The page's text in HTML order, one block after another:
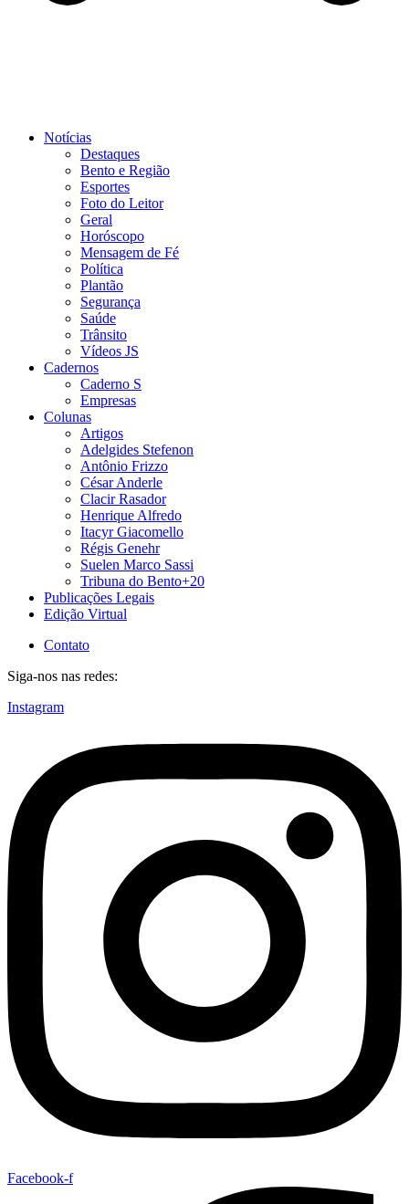
Notícias
Destaques
Bento e Região
Esportes
Foto do Leitor
Geral
Horóscopo
Mensagem de Fé
Política
Plantão
Segurança
Saúde
Trânsito
Vídeos JS
Cadernos
Caderno S
Empresas
Colunas
Artigos
Adelgides Stefenon
Antônio Frizzo
César Anderle
Clacir Rasador
Henrique Alfredo
Itacyr Giacomello
Régis Genehr
Suelen Marco Sassi
Tribuna do Bento+20
Publicações Legais
Edição Virtual
Contato
Siga-nos nas redes:
Instagram
Facebook-f